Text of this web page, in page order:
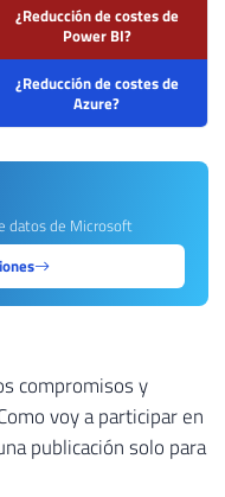
¿Reducción de costes de
Power BI?
¿Reducción de costes de
Azure?
datos de Microsoft
compromisos y
voy a participar en
publicación solo para